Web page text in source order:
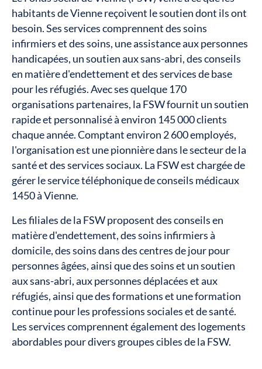
habitants de Vienne reçoivent le soutien dont ils ont
besoin. Ses services comprennent des soins
infirmiers et des soins, une assistance aux personnes
handicapées, un soutien aux sans-abri, des conseils
en matière d'endettement et des services de base
pour les réfugiés. Avec ses quelque 170
organisations partenaires, la FSW fournit un soutien
rapide et personnalisé à environ 145 000 clients
chaque année. Comptant environ 2 600 employés,
l'organisation est une pionnière dans le secteur de la
santé et des services sociaux. La FSW est chargée de
gérer le service téléphonique de conseils médicaux
1450 à Vienne.
Les filiales de la FSW proposent des conseils en
matière d'endettement, des soins infirmiers à
domicile, des soins dans des centres de jour pour
personnes âgées, ainsi que des soins et un soutien
aux sans-abri, aux personnes déplacées et aux
réfugiés, ainsi que des formations et une formation
continue pour les professions sociales et de santé.
Les services comprennent également des logements
abordables pour divers groupes cibles de la FSW.